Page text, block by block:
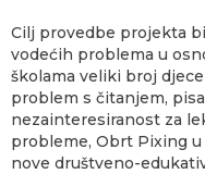
Cilj provedbe projekta
vodećih problema u
školama veliki broj
problem s čitanjem,
nezainteresiranost za
probleme, Obrt Pixing
nove društveno-